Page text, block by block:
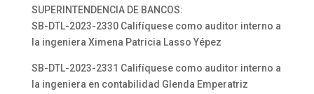
SUPERINTENDENCIA DE BANCOS:
SB-DTL-2023-2330 Califíquese como auditor interno a
la ingeniera Ximena Patricia Lasso Yépez
SB-DTL-2023-2331 Califíquese como auditor interno a
la ingeniera en contabilidad Glenda Emperatriz